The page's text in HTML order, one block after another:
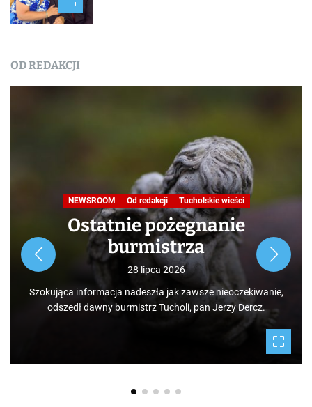
OD REDAKCJI
NEWSROOM Od redakcji Tucholskie wieści
Ostatnie pożegnanie
burmistrza
28 lipca 2026
Szokująca informacja nadeszła jak zawsze nieoczekiwanie,
odszedł dawny burmistrz Tucholi, pan Jerzy Dercz.